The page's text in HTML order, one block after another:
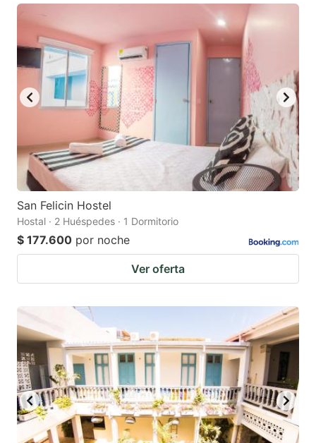
San Felicin Hostel
Hostal · 2 Huéspedes · 1 Dormitorio
$ 177.600 por noche
Ver oferta